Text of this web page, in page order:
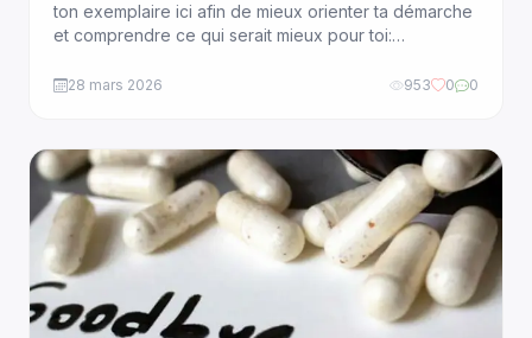
ton exemplaire ici afin de mieux orienter ta démarche
et comprendre ce qui serait mieux pour toi:
problèmes de couple, difficultés de transmission
dépression et suicide. Ce qu’il est important […]
28 mars 2026 953 0 0